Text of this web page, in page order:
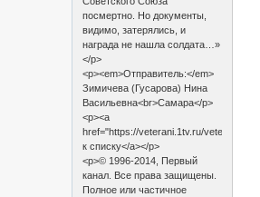
посмертно. Но документы,
видимо, затерялись, и
награда не нашла солдата…»
</p>
<p><em>Отправитель:</em>
Зимичева (Гусарова) Нина
Васильевна<br>Самара</p>
<p><a
href="https://veterani.1tv.ru/veterani/
к списку</a></p>
<p>© 1996-2014, Первый
канал. Все права защищены.
Полное или частичное